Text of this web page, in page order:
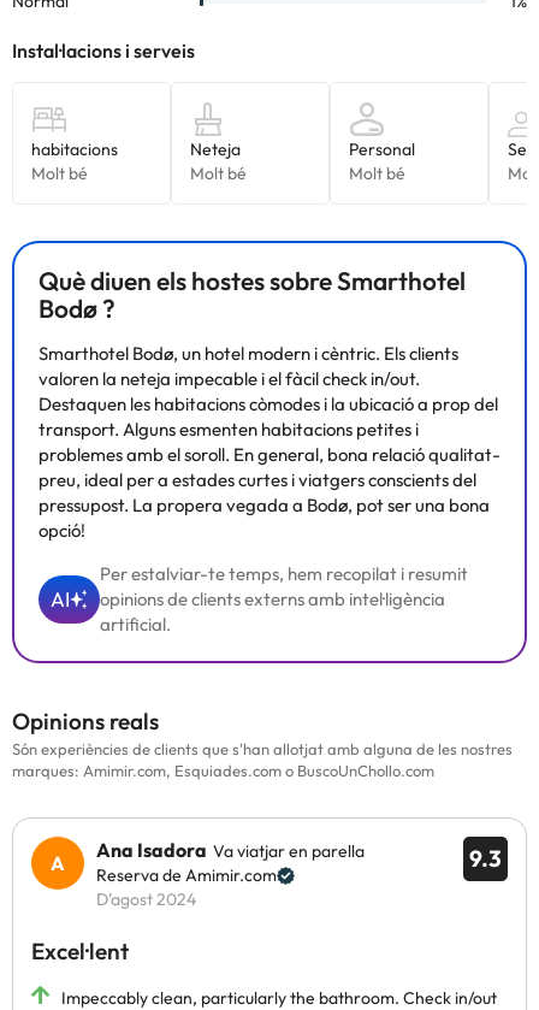
Què diuen els hostes sobre Smarthotel
Bodø ?
Smarthotel Bodø, un hotel modern i cèntric. Els clients
valoren la neteja impecable i el fàcil check in/out.
Destaquen les habitacions còmodes i la ubicació a prop del
transport. Alguns esmenten habitacions petites i
problemes amb el soroll. En general, bona relació qualitat-
preu, ideal per a estades curtes i viatgers conscients del
pressupost. La propera vegada a Bodø, pot ser una bona
opció!
AI
Per estalviar-te temps, hem recopilat i resumit
opinions de clients externs amb intel·ligència
artificial.
Opinions reals
Són experiències de clients que s'han allotjat amb alguna de les nostres
marques: Amimir.com, Esquiades.com o BuscoUnChollo.com
9.3
Ana Isadora Va viatjar en parella
Reserva de Amimir.com
D’agost 2024
Excel·lent
Impeccably clean, particularly the bathroom. Check in/out